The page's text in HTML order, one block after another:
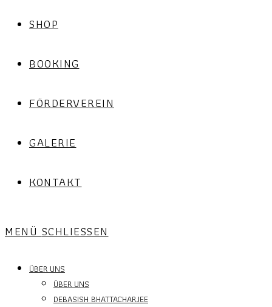
SHOP
BOOKING
FÖRDERVEREIN
GALERIE
KONTAKT
MENÜ SCHLIESSEN
ÜBER UNS
ÜBER UNS
DEBASISH BHATTACHARJEE